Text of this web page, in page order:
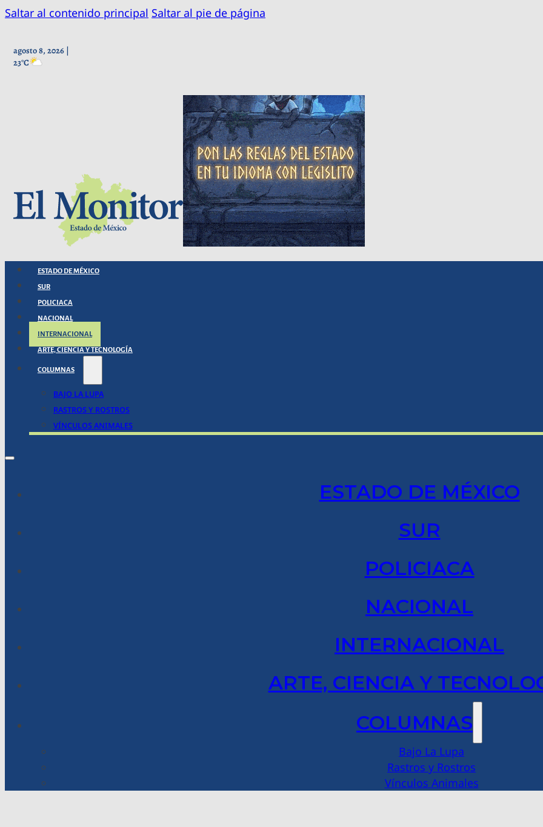
Saltar al contenido principal Saltar al pie de página
agosto 8, 2026 |
23°C
ESTADO DE MÉXICO
SUR
POLICIACA
NACIONAL
INTERNACIONAL
ARTE, CIENCIA Y TECNOLOGÍA
COLUMNAS
BAJO LA LUPA
RASTROS Y ROSTROS
VÍNCULOS ANIMALES
ESTADO DE MÉXICO
SUR
POLICIACA
NACIONAL
INTERNACIONAL
ARTE, CIENCIA Y
COLUMNAS
Bajo La Lupa
Rastros y Rostros
Vínculos Animales